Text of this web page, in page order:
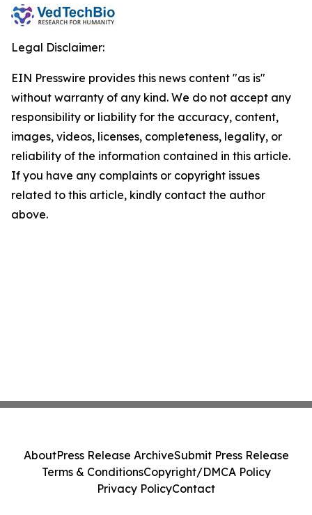
Legal Disclaimer:
EIN Presswire provides this news content "as is"
without warranty of any kind. We do not accept any
responsibility or liability for the accuracy, content,
images, videos, licenses, completeness, legality, or
reliability of the information contained in this article.
If you have any complaints or copyright issues
related to this article, kindly contact the author
above.
AboutPress Release ArchiveSubmit Press Release
Terms & ConditionsCopyright/DMCA Policy
Privacy PolicyContact